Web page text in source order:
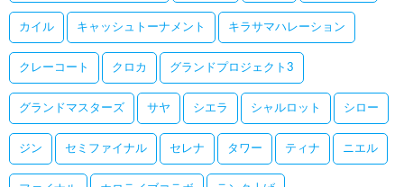
カイル キャッシュトーナメント キラサマハレーション
クレーコート クロカ グランドプロジェクト3
グランドマスターズ サヤ シエラ シャルロット シロー
ジン セミファイナル セレナ タワー ティナ ニエル